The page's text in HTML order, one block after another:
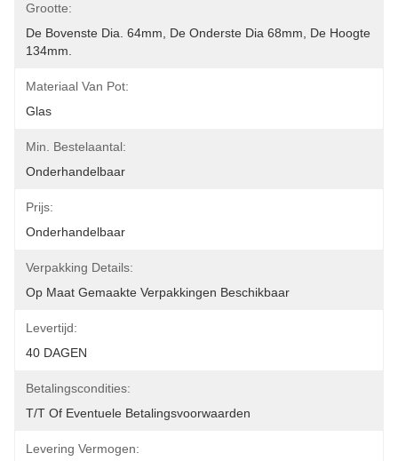
Grootte:
De Bovenste Dia. 64mm, De Onderste Dia 68mm, De Hoogte
134mm.
Materiaal Van Pot:
Glas
Min. Bestelaantal:
Onderhandelbaar
Prijs:
Onderhandelbaar
Verpakking Details:
Op Maat Gemaakte Verpakkingen Beschikbaar
Levertijd:
40 DAGEN
Betalingscondities:
T/T Of Eventuele Betalingsvoorwaarden
Levering Vermogen: